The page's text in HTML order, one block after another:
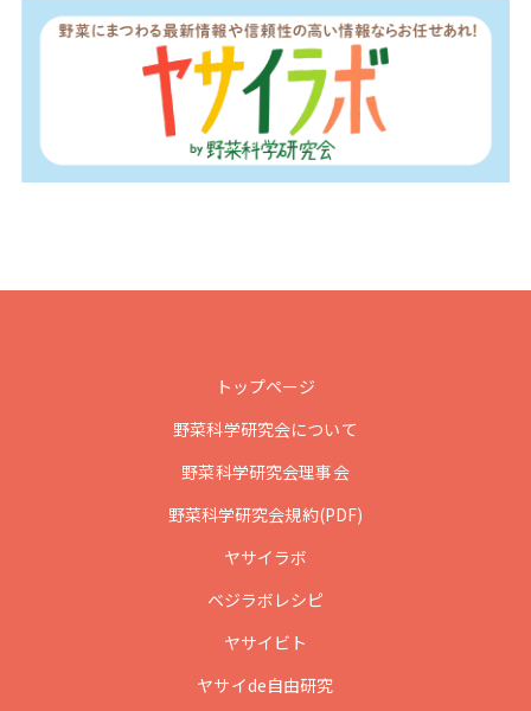
トップページ
野菜科学研究会について
野菜科学研究会理事会
野菜科学研究会規約(PDF)
ヤサイラボ
ベジラボレシピ
ヤサイビト
ヤサイde自由研究